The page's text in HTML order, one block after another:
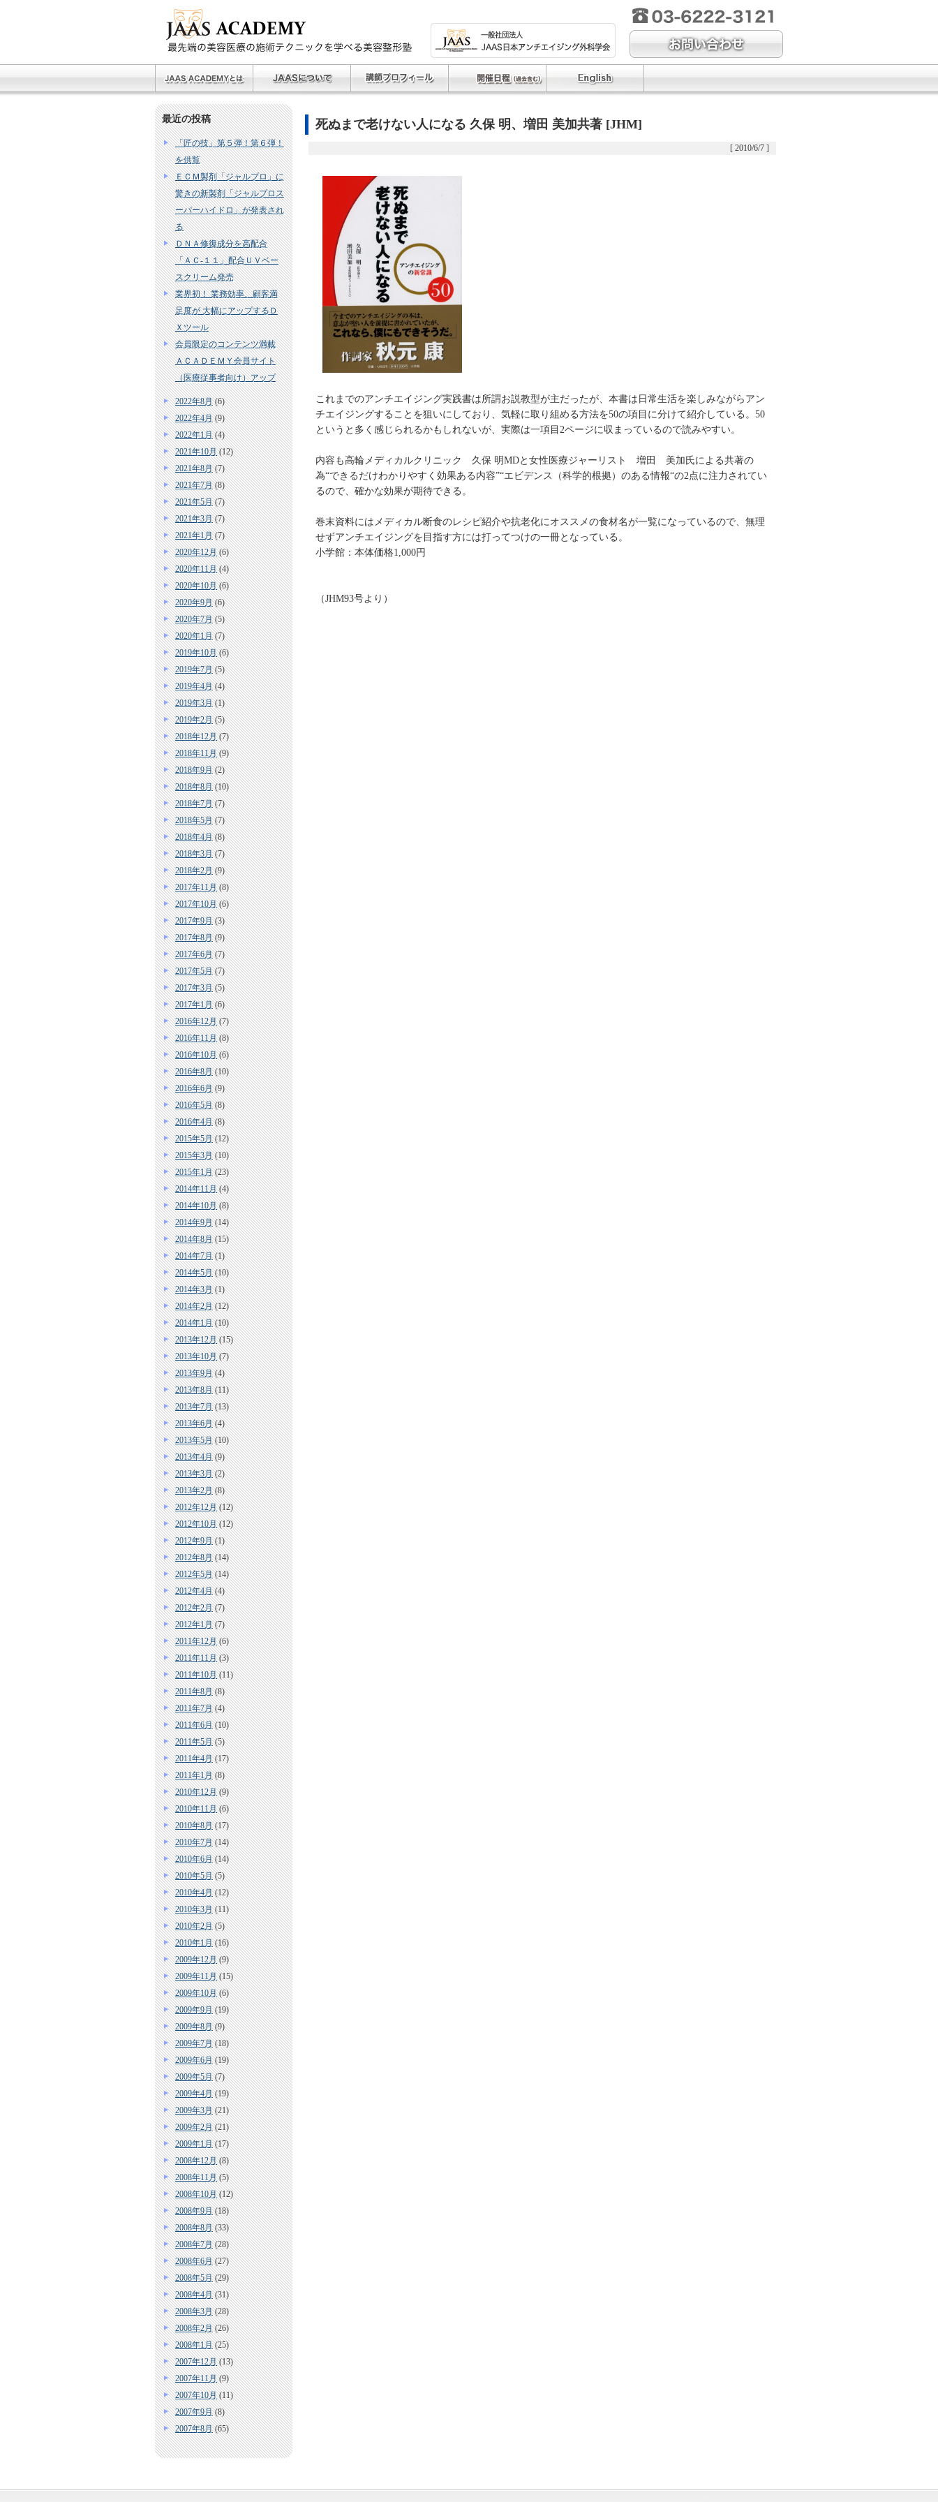
死ぬまで老けない人になる 久保 明、増田 美加共著 [JHM]
[ 2010/6/7 ]
これまでのアンチエイジング実践書は所謂お説教型が主だったが、本書は日常生活を楽しみながらアン
チエイジングすることを狙いにしており、気軽に取り組める方法を50の項目に分けて紹介している。50
というと多く感じられるかもしれないが、実際は一項目2ページに収まっているので読みやすい。
内容も高輪メディカルクリニック 久保 明MDと女性医療ジャーリスト 増田 美加氏による共著の
為“できるだけわかりやすく効果ある内容”“エビデンス（科学的根拠）のある情報“の2点に注力されてい
るので、確かな効果が期待できる。
巻末資料にはメディカル断食のレシピ紹介や抗老化にオススメの食材名が一覧になっているので、無理
せずアンチエイジングを目指す方には打ってつけの一冊となっている。
小学館：本体価格1,000円
（JHM93号より）
最近の投稿
「匠の技」第５弾！第６弾！
を供覧
ＥＣＭ製剤「ジャルプロ」に
驚きの新製剤「ジャルプロス
ーパーハイドロ」が発表され
る
ＤＮＡ修復成分を高配合
「ＡＣ‐１１」配合ＵＶベー
スクリーム発売
業界初！ 業務効率、顧客満
足度が 大幅にアップするＤ
Ｘツール
会員限定のコンテンツ満載
ＡＣＡＤＥＭＹ会員サイト
（医療従事者向け）アップ
2022年8月(6)
2022年4月(9)
2022年1月(4)
2021年10月(12)
2021年8月(7)
2021年7月(8)
2021年5月(7)
2021年3月(7)
2021年1月(7)
2020年12月(6)
2020年11月(4)
2020年10月(6)
2020年9月(6)
2020年7月(5)
2020年1月(7)
2019年10月(6)
2019年7月(5)
2019年4月(4)
2019年3月(1)
2019年2月(5)
2018年12月(7)
2018年11月(9)
2018年9月(2)
2018年8月(10)
2018年7月(7)
2018年5月(7)
2018年4月(8)
2018年3月(7)
2018年2月(9)
2017年11月(8)
2017年10月(6)
2017年9月(3)
2017年8月(9)
2017年6月(7)
2017年5月(7)
2017年3月(5)
2017年1月(6)
2016年12月(7)
2016年11月(8)
2016年10月(6)
2016年8月(10)
2016年6月(9)
2016年5月(8)
2016年4月(8)
2015年5月(12)
2015年3月(10)
2015年1月(23)
2014年11月(4)
2014年10月(8)
2014年9月(14)
2014年8月(15)
2014年7月(1)
2014年5月(10)
2014年3月(1)
2014年2月(12)
2014年1月(10)
2013年12月(15)
2013年10月(7)
2013年9月(4)
2013年8月(11)
2013年7月(13)
2013年6月(4)
2013年5月(10)
2013年4月(9)
2013年3月(2)
2013年2月(8)
2012年12月(12)
2012年10月(12)
2012年9月(1)
2012年8月(14)
2012年5月(14)
2012年4月(4)
2012年2月(7)
2012年1月(7)
2011年12月(6)
2011年11月(3)
2011年10月(11)
2011年8月(8)
2011年7月(4)
2011年6月(10)
2011年5月(5)
2011年4月(17)
2011年1月(8)
2010年12月(9)
2010年11月(6)
2010年8月(17)
2010年7月(14)
2010年6月(14)
2010年5月(5)
2010年4月(12)
2010年3月(11)
2010年2月(5)
2010年1月(16)
2009年12月(9)
2009年11月(15)
2009年10月(6)
2009年9月(19)
2009年8月(9)
2009年7月(18)
2009年6月(19)
2009年5月(7)
2009年4月(19)
2009年3月(21)
2009年2月(21)
2009年1月(17)
2008年12月(8)
2008年11月(5)
2008年10月(12)
2008年9月(18)
2008年8月(33)
2008年7月(28)
2008年6月(27)
2008年5月(29)
2008年4月(31)
2008年3月(28)
2008年2月(26)
2008年1月(25)
2007年12月(13)
2007年11月(9)
2007年10月(11)
2007年9月(8)
2007年8月(65)